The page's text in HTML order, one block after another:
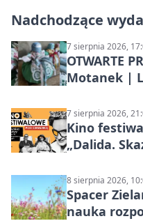
Nadchodzące
7 sierpnia 2026,
OTWARTE
Motanek |
7 sierpnia 2026,
Kino
„Dalida.
8 sierpnia 2026,
Spacer
nauka